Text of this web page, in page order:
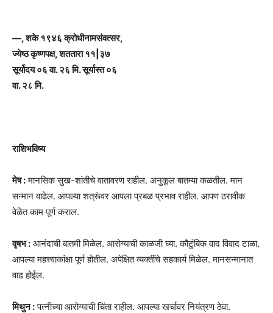
—, शके १९४६ क्रोधीनामसंवत्सर,
ज्येष्ठ कृष्णपक्ष, शततारा ११|३७
सूर्योदय ०६ वा. २६ मि. सूर्यास्त ०६
वा. २८ मि.
राशिभविष्य
मेष :मानसिक सुख-शांतीचे वातावरण राहील. अनुकूल बातम्या कळतील. मान
सन्मान वाढेल. आपल्या शत्रूंवर आपला प्रबळ प्रभाव राहील. आपण ठरावीक
वेळेत काम पूर्ण कराल.
वृषभ : आनंदाची बातमी मिळेल. आरोग्याची काळजी घ्या. कौटुंबिक वाद विवाद टाळा.
आपल्या महत्त्वाकांक्षा पूर्ण होतील. अपेक्षित व्यक्तींचे सहकार्य मिळेल. मानसन्मानात
वाढ होईल.
मिथुन :पत्नीच्या आरोग्याची चिंता राहील. आपल्या खर्चावर नियंत्रण ठेवा.